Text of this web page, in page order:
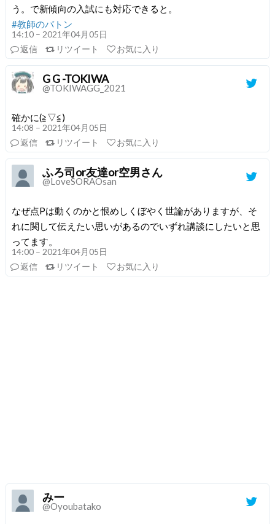
う。で新傾向の入試にも対応できると。
#教師のバトン
14:10 – 2021年04月05日
返信
リツイート お気に入り
G G -TOKIWA
@TOKIWAGG_2021
確かに(≧▽≦)
14:08 – 2021年04月05日
返信
リツイート お気に入り
ふろ司or友達or空男さん
@LoveSORAOsan
なぜ点Pは動くのかと恨めしくぼやく世論がありますが、そ
れに関して伝えたい思いがあるのでいずれ講談にしたいと思
ってます。
14:00 – 2021年04月05日
返信
リツイート お気に入り
みー
@Oyoubatako